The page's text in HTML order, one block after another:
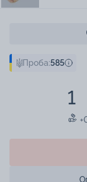
Проба:585
1